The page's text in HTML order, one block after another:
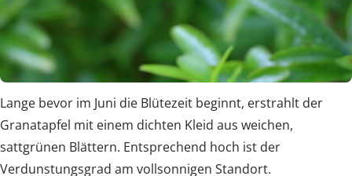
Lange bevor im Juni die Blütezeit beginnt, erstrahlt der
Granatapfel mit einem dichten Kleid aus weichen,
sattgrünen Blättern. Entsprechend hoch ist der
Verdunstungsgrad am vollsonnigen Standort.